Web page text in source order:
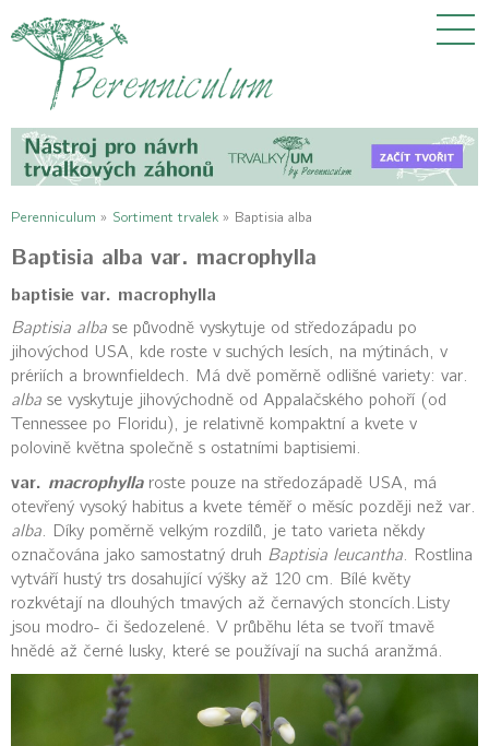
Perenniculum » Sortiment trvalek » Baptisia alba
Baptisia alba var. macrophylla
baptisie var. macrophylla
Baptisia alba se původně vyskytuje od středozápadu po
jihovýchod USA, kde roste v suchých lesích, na mýtinách, v
prériích a brownfieldech. Má dvě poměrně odlišné variety: var.
alba se vyskytuje jihovýchodně od Appalačského pohoří (od
Tennessee po Floridu), je relativně kompaktní a kvete v
polovině května společně s ostatními baptisiemi.
var. macrophyllaroste pouze na středozápadě USA, má
otevřený vysoký habitus a kvete téměř o měsíc později než var.
alba. Díky poměrně velkým rozdílů, je tato varieta někdy
označována jako samostatný druh Baptisia leucantha. Rostlina
vytváří hustý trs dosahující výšky až 120 cm. Bílé květy
rozkvétají na dlouhých tmavých až černavých stoncích.Listy
jsou modro- či šedozelené. V průběhu léta se tvoří tmavě
hnědé až černé lusky, které se používají na suchá aranžmá.